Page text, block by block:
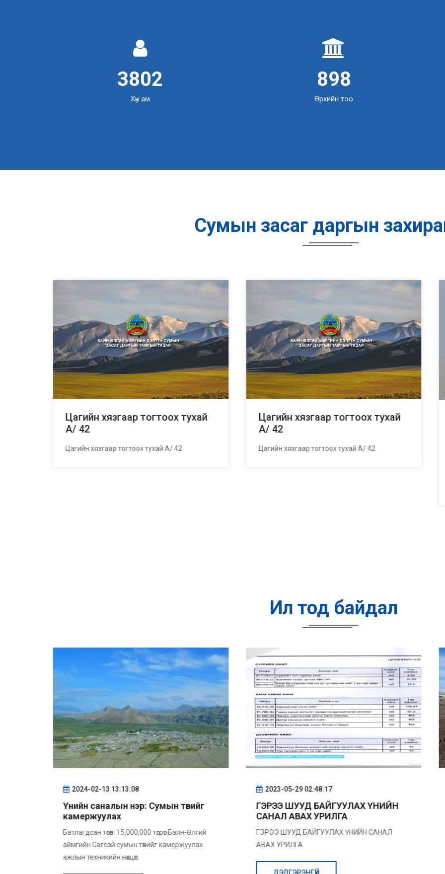
5783
Хүн ам
1372
Өрхийн тоо
Сумын засаг даргын
Цагийн хязгаар тогтоох тухай
А/ 42
Цагийн хязгаар тогтоох тухай А/ 42
Цагийн хязгаар тогтоох тухай
А/ 42
Цагийн хязгаар тогтоох тухай А/ 42
Ил тод байдал
2024-02-13 13:13:08
Үнийн саналын нэр: Сумын төвийг
камержуулах
Батлагдсан төсөв: 15,000,000 төгрөг Баян-Өлгий
аймгийн Сагсай сумын төвийг камержуулах
ажлын техникийн нөхцөл.
2023-05-29 02:48:17
ГЭРЭЭ ШУУД БАЙГУУЛАХ ҮНИЙН
САНАЛ АВАХ УРИЛГА
ГЭРЭЭ ШУУД БАЙГУУЛАХ ҮНИЙН САНАЛ
АВАХ УРИЛГА